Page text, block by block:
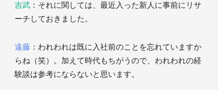
吉武 ：それに関しては、最近入った新人に事前にリサ
ーチしておきました。
遠藤 ：われわれは既に入社前のことを忘れていますか
らね（笑）。加えて時代もちがうので、われわれの経
験談は参考にならないと思います。